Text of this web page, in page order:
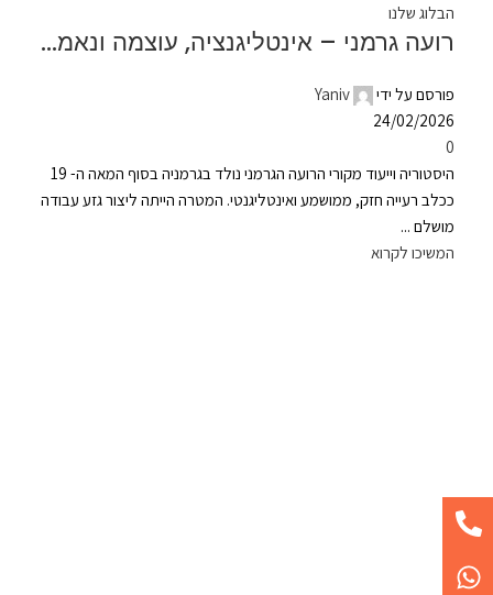
הבלוג שלנו
רועה גרמני – אינטליגנציה, עוצמה ונאמנות
פורסם על ידי
Yaniv
24/02/2026
0
היסטוריה וייעוד מקורי הרועה הגרמני נולד בגרמניה בסוף המאה ה- 19
ככלב רעייה חזק, ממושמע ואינטליגנטי. המטרה הייתה ליצור גזע עבודה
מושלם ...
המשיכו לקרוא